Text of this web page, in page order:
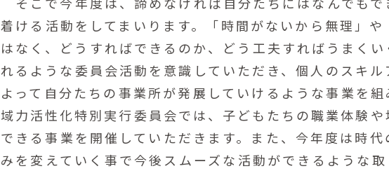
着ける活動をしてまいります。「時間がないから無理」
はなく、どうすればできるのか、どう工夫すればうまく
れるような委員会活動を意識していただき、個人のスキ
よって自分たちの事業所が発展していけるような事業を
域力活性化特別実行委員会では、子どもたちの職業体験
できる事業を開催していただきます。また、今年度は時
みを変えていく事で今後スムーズな活動ができるような取